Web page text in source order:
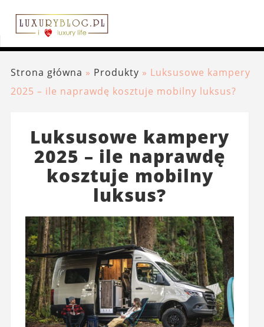
Strona główna » Produkty » Luksusowe kampery
2025 – ile naprawdę kosztuje mobilny luksus?
Luksusowe kampery
2025 – ile naprawdę
kosztuje mobilny
luksus?